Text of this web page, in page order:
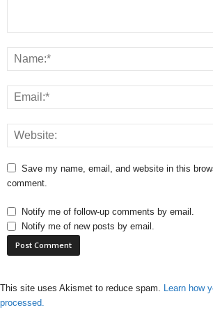
Save my name, email, and website in this
comment.
Notify me of follow-up comments by email.
Notify me of new posts by email.
This site uses Akismet to reduce spam. Learn how
processed.